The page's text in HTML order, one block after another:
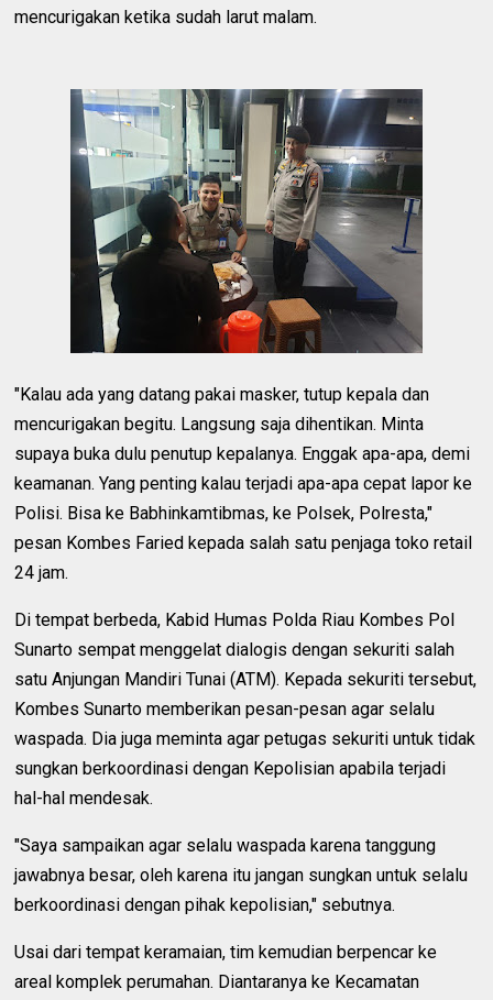
mencurigakan ketika sudah larut malam.
"Kalau ada yang datang pakai masker, tutup kepala dan
mencurigakan begitu. Langsung saja dihentikan. Minta
supaya buka dulu penutup kepalanya. Enggak apa-apa, demi
keamanan. Yang penting kalau terjadi apa-apa cepat lapor ke
Polisi. Bisa ke Babhinkamtibmas, ke Polsek, Polresta,"
pesan Kombes Faried kepada salah satu penjaga toko retail
24 jam.
Di tempat berbeda, Kabid Humas Polda Riau Kombes Pol
Sunarto sempat menggelat dialogis dengan sekuriti salah
satu Anjungan Mandiri Tunai (ATM). Kepada sekuriti tersebut,
Kombes Sunarto memberikan pesan-pesan agar selalu
waspada. Dia juga meminta agar petugas sekuriti untuk tidak
sungkan berkoordinasi dengan Kepolisian apabila terjadi
hal-hal mendesak.
"Saya sampaikan agar selalu waspada karena tanggung
jawabnya besar, oleh karena itu jangan sungkan untuk selalu
berkoordinasi dengan pihak kepolisian," sebutnya.
Usai dari tempat keramaian, tim kemudian berpencar ke
areal komplek perumahan. Diantaranya ke Kecamatan